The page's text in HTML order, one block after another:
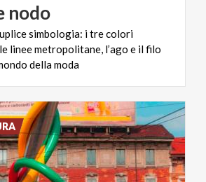
nodo
simbologia: i tre colori
linee metropolitane, l’ago e il filo
della moda